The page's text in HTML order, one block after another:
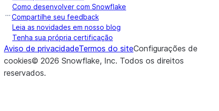
Como desenvolver com Snowflake
Compartilhe seu feedback
Leia as novidades em nosso blog
Tenha sua própria certificação
Aviso de privacidadeTermos do siteConfigurações de
cookies© 2026 Snowflake, Inc. Todos os direitos
reservados.